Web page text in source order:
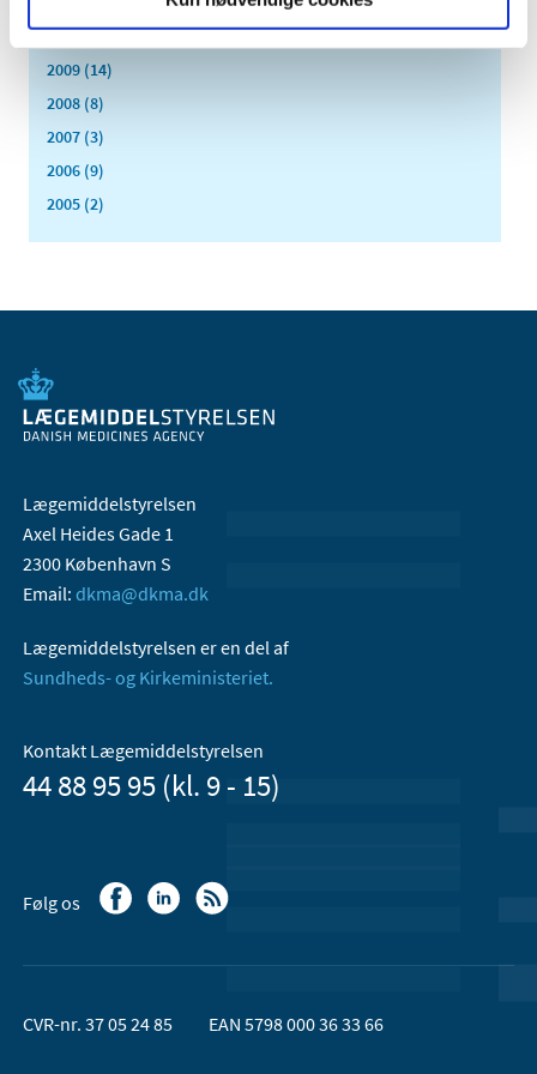
2010 (7)
2009 (14)
2008 (8)
2007 (3)
2006 (9)
2005 (2)
Lægemiddelstyrelsen
Axel Heides Gade 1
2300 København S
Email: dkma@dkma.dk
Lægemiddelstyrelsen er en del af
Sundheds- og Kirkeministeriet.
Kontakt Lægemiddelstyrelsen
44 88 95 95 (kl. 9 - 15)
Følg os
CVR-nr. 37 05 24 85 EAN 5798 000 36 33 66